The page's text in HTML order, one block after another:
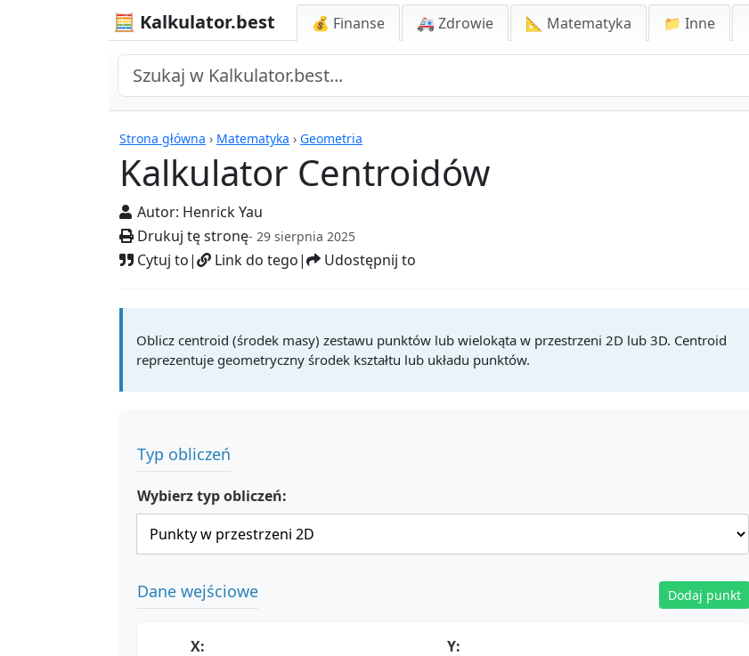
🧮 Kalkulator.best 💰 Finanse 🚑 Zdrowie 📐 Matematyka 📁 Inne
Strona główna › Matematyka › Geometria
Kalkulator Centroidów
Autor: Henrick Yau
Drukuj tę stronę- 29 sierpnia 2025
Cytuj to| Link do tego| Udostępnij to
Kalkulatory
Oblicz centroid (środek masy) zestawu punktów lub wielokąta w przestrzeni 2D lub 3D. Centroid
reprezentuje geometryczny środek kształtu lub układu punktów.
Typ obliczeń
Wybierz typ obliczeń:
Dane wejściowe Dodaj punkt
X: Y: